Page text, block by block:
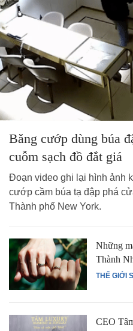
Băng cướp dùng búa
cuỗm sạch đồ đắt giá
Đoạn video ghi lại hình ảnh
cướp cầm búa tạ đập phá
Thành phố New York.
THẾ GIỚI
Những
Thành
CEO